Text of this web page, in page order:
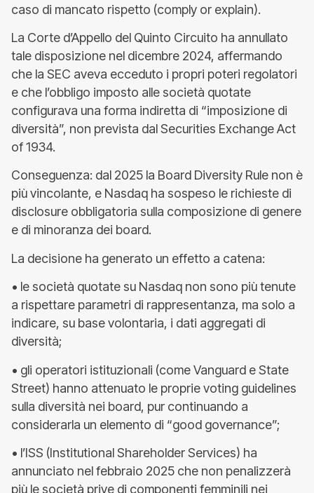
caso di mancato rispetto (comply or explain).
La Corte d’Appello del Quinto Circuito ha annullato
tale disposizione nel dicembre 2024, affermando
che la SEC aveva ecceduto i propri poteri regolatori
e che l’obbligo imposto alle società quotate
configurava una forma indiretta di “imposizione di
diversità”, non prevista dal Securities Exchange Act
of 1934.
Conseguenza: dal 2025 la Board Diversity Rule non è
più vincolante, e Nasdaq ha sospeso le richieste di
disclosure obbligatoria sulla composizione di genere
e di minoranza dei board.
La decisione ha generato un effetto a catena:
• le società quotate su Nasdaq non sono più tenute
a rispettare parametri di rappresentanza, ma solo a
indicare, su base volontaria, i dati aggregati di
diversità;
• gli operatori istituzionali (come Vanguard e State
Street) hanno attenuato le proprie voting guidelines
sulla diversità nei board, pur continuando a
considerarla un elemento di “good governance”;
• l’ISS (Institutional Shareholder Services) ha
annunciato nel febbraio 2025 che non penalizzerà
più le società prive di componenti femminili nei